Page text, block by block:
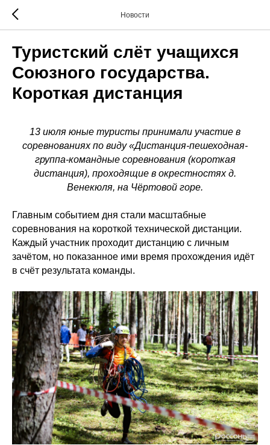
Новости
Туристский слёт учащихся
Союзного государства.
Короткая дистанция
13 июля юные туристы принимали участие в
соревнованиях по виду «Дистанция-пешеходная-
группа-командные соревнования (короткая
дистанция), проходящие в окрестностях д.
Венекюля, на Чёртовой горе.
Главным событием дня стали масштабные
соревнования на короткой технической дистанции.
Каждый участник проходит дистанцию с личным
зачётом, но показанное ими время прохождения идёт
в счёт результата команды.